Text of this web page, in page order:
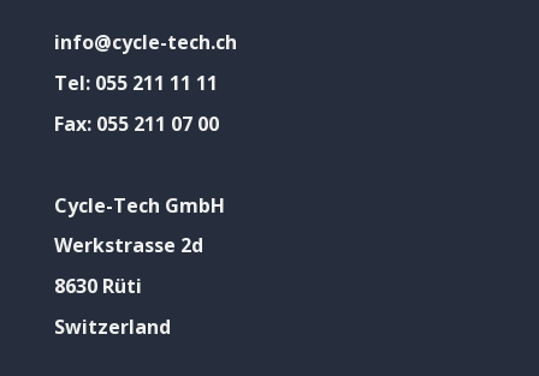
info@cycle-tech.ch
Tel: 055 211 11 11
Fax: 055 211 07 00
Cycle-Tech GmbH
Werkstrasse 2d
8630 Rüti
Switzerland